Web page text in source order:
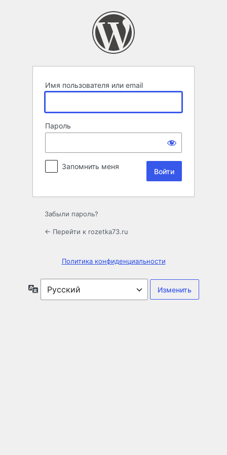
Имя пользователя или email
Пароль
Запомнить меня
Забыли пароль?
← Перейти к rozetka73.ru
Политика конфиденциальности
Язык